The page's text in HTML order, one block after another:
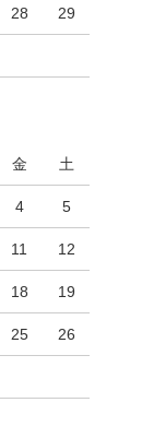
28 29
金 土
4 5
11 12
18 19
25 26